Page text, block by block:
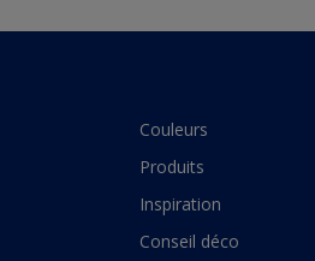
Couleurs
Produits
Inspiration
Conseil déco